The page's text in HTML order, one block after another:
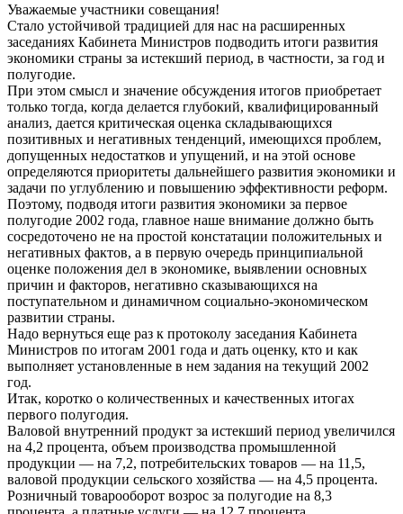
Уважаемые участники совещания!
Стало устойчивой традицией для нас на расширенных
заседаниях Кабинета Министров подводить итоги развития
экономики страны за истекший период, в частности, за год и
полугодие.
При этом смысл и значение обсуждения итогов приобретает
только тогда, когда делается глубокий, квалифицированный
анализ, дается критическая оценка складывающихся
позитивных и негативных тенденций, имеющихся проблем,
допущенных недостатков и упущений, и на этой основе
определяются приоритеты дальнейшего развития экономики и
задачи по углублению и повышению эффективности реформ.
Поэтому, подводя итоги развития экономики за первое
полугодие 2002 года, главное наше внимание должно быть
сосредоточено не на простой констатации положительных и
негативных фактов, а в первую очередь принципиальной
оценке положения дел в экономике, выявлении основных
причин и факторов, негативно сказывающихся на
поступательном и динамичном социально-экономическом
развитии страны.
Надо вернуться еще раз к протоколу заседания Кабинета
Министров по итогам 2001 года и дать оценку, кто и как
выполняет установленные в нем задания на текущий 2002
год.
Итак, коротко о количественных и качественных итогах
первого полугодия.
Валовой внутренний продукт за истекший период увеличился
на 4,2 процента, объем производства промышленной
продукции — на 7,2, потребительских товаров — на 11,5,
валовой продукции сельского хозяйства — на 4,5 процента.
Розничный товарооборот возрос за полугодие на 8,3